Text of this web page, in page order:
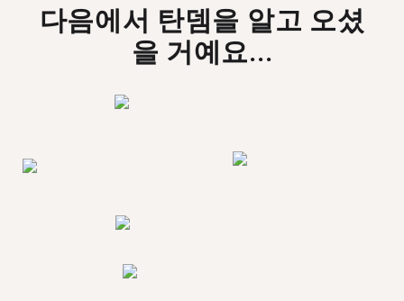
다음에서 탄뎀을 알고 오셨
을 거예요...